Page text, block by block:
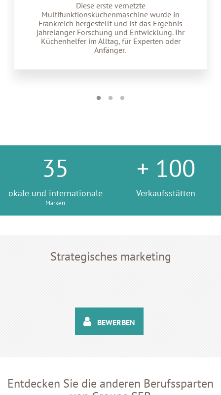
Diese erste vernetzte
Multifunktionsküchenmaschine wurde in
Frankreich hergestellt und ist das Ergebnis
jahrelanger Forschung und Entwicklung. Ihr
Küchenhelfer im Alltag, für Experten oder
Anfänger.
35
okale und internationale
Marken
+ 100
Verkaufsstätten
Strategisches marketing
BEWERBEN
Entdecken Sie die anderen Berufssparten